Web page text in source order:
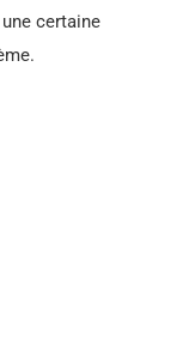
certaine